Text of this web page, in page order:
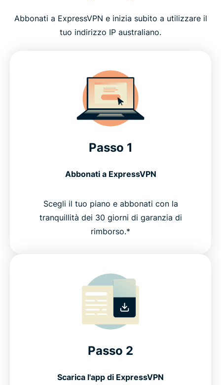
Abbonati a ExpressVPN e inizia subito a utilizzare il
tuo indirizzo IP australiano.
Passo 1
Abbonati a ExpressVPN
Scegli il tuo piano e abbonati con la
tranquillità dei 30 giorni di garanzia di
rimborso.*
Passo 2
Scarica l'app di ExpressVPN